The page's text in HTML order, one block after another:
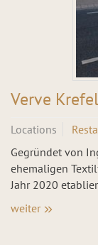
Verve
Locations
Gegründet von
ehemaligen
Jahr 2020
weiter